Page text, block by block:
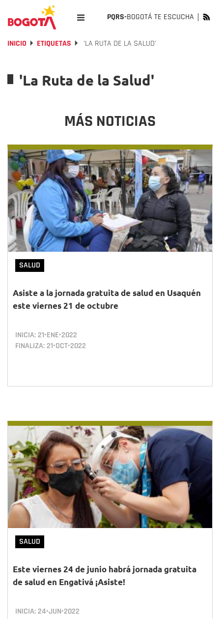
PQRS-BOGOTÁ TE ESCUCHA
INICIO ETIQUETAS 'LA RUTA DE LA SALUD'
'La Ruta de la Salud'
MÁS NOTICIAS
SALUD
Asiste a la jornada gratuita de salud en Usaquén
este viernes 21 de octubre
INICIA: 21•ENE•2022
FINALIZA: 21•OCT•2022
SALUD
Este viernes 24 de junio habrá jornada gratuita
de salud en Engativá ¡Asiste!
INICIA: 24•JUN•2022